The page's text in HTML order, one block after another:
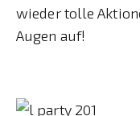
wieder tolle
Augen auf!